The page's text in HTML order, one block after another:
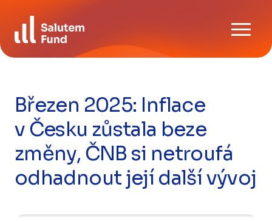
content
FAQ
CZ EN
Březen 2025: Inflace
v Česku zůstala beze
změny, ČNB si netroufá
odhadnout její další vývoj